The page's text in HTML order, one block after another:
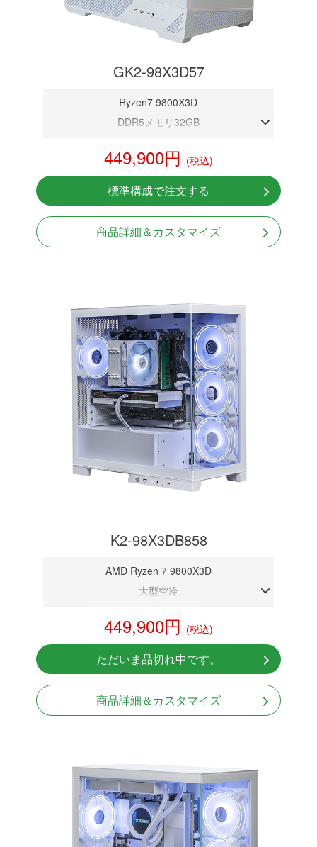
GK2-98X3D57
Ryzen7 9800X3D
DDR5メモリ32GB
NVMeSSD 1TB
無線LAN Bluetooth対応
Windows11 Home 64bit
LCDスクリーン搭載
449,900円 (税込)
標準構成で注文する
商品詳細＆カスタマイズ
K2-98X3DB858
AMD Ryzen 7 9800X3D
大型空冷
RTX 5080 16GB
NVMeSSD 1TB
Windows11 Home 64bit
449,900円 (税込)
ただいま品切れ中です。
商品詳細＆カスタマイズ